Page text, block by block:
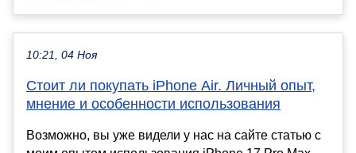
10:21, 04 Ноя
Стоит ли покупать iPhone Air. Личный опыт,
мнение и особенности использования
Возможно, вы уже видели у нас на сайте статью с